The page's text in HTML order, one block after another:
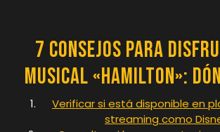
7 Consejos para
Musical «Hamilton»:
Verificar si está disponible en
streaming como